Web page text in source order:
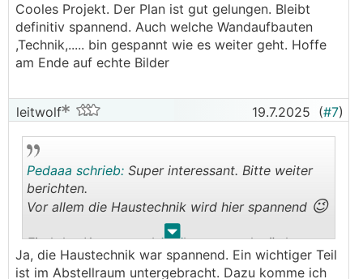
Cooles Projekt. Der Plan ist gut gelungen. Bleibt
definitiv spannend. Auch welche Wandaufbauten
,Technik,..... bin gespannt wie es weiter geht. Hoffe
am Ende auf echte Bilder
leitwolf 19.7.2025 (#7)
. .
Pedaaa schrieb: Super interessant. Bitte weiter
berichten.
Vor allem die Haustechnik wird hier spannend 😉
Find das Konzept sehr gelungen, und würde
meinen, sogar im Bad ist komfortabel genug
Ja, die Haustechnik war spannend. Ein wichtiger Teil
ist im Abstellraum untergebracht. Dazu komme ich